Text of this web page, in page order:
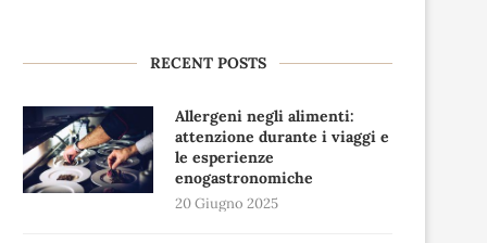
RECENT POSTS
Allergeni negli alimenti:
attenzione durante i viaggi e
le esperienze
enogastronomiche
20 Giugno 2025